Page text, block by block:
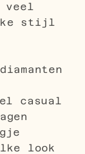
veel
stijl
casual
look